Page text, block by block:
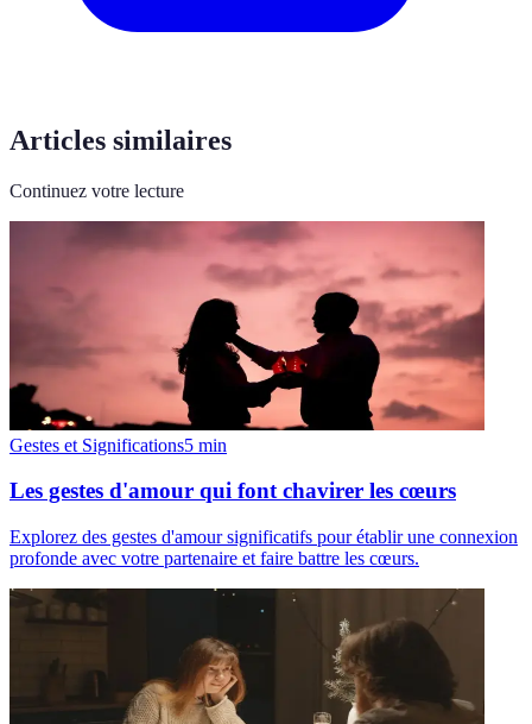
Articles similaires
Continuez votre lecture
Gestes et Significations5 min
Les gestes d'amour qui font chavirer les cœurs
Explorez des gestes d'amour significatifs pour établir une connexion
profonde avec votre partenaire et faire battre les cœurs.